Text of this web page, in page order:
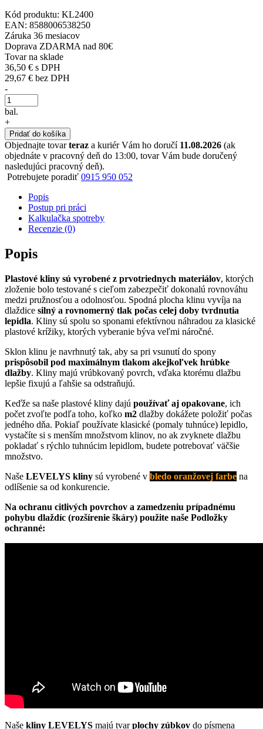
Kód produktu: KL2400
EAN: 8588006538250
Záruka 36 mesiacov
Doprava ZDARMA nad 80€
Tovar na sklade
36,50 € s DPH
29,67 € bez DPH
-
Počet
bal.
+
Pridať do košíka
Objednajte tovarteraz a kuriér Vám ho doručí 11.08.2026 (ak
objednáte v pracovný deň do 13:00, tovar Vám bude doručený
nasledujúci pracovný deň).
Potrebujete poradiť 0915 950 052
Popis
Postup pri práci
Kalkulačka spotreby
Recenzie (0)
Popis
Plastové kliny sú vyrobené z prvotriednych materiálov, ktorých
zloženie bolo testované s cieľom zabezpečiť dokonalú rovnováhu
medzi pružnosťou a odolnosťou. Spodná plocha klinu vyvíja na
dlaždice silný a rovnomerný tlak počas celej doby tvrdnutia
lepidla. Kliny sú spolu so sponami efektívnou náhradou za klasické
plastové krížiky, ktorých vyberanie býva veľmi náročné.
Sklon klinu je navrhnutý tak, aby sa pri vsunutí do spony
prispôsobil pod maximálnym tlakom akejkoľvek hrúbke
dlažby. Kliny majú vrúbkovaný povrch, vďaka ktorému dlažbu
lepšie fixujú a ľahšie sa odstraňujú.
Keďže sa naše plastové kliny dajú používať aj opakovane, ich
počet zvoľte podľa toho, koľko m2 dlažby dokážete položiť počas
jedného dňa. Pokiaľ používate klasické (pomaly tuhnúce) lepidlo,
vystačíte si s menším množstvom klinov, no ak zvyknete dlažbu
pokladať s rýchlo tuhnúcim lepidlom, budete potrebovať väčšie
množstvo.
Naše LEVELYS kliny sú vyrobené v bledo oranžovej farbe na
odlíšenie sa od konkurencie.
Na ochranu citlivých povrchov a zamedzeniu prípadnému
pohybu dlaždíc (rozšírenie škáry) použite naše Podložky
ochranné:
Naše kliny LEVELYS majú tvarplochy zúbkov do písmena